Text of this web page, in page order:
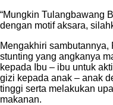
“Mungkin Tulangbawang
dengan motif aksara,
Mengakhiri
stunting yang angkanya
kepada Ibu – ibu untuk
gizi kepada anak – anak
tinggi serta melakukan
makanan.